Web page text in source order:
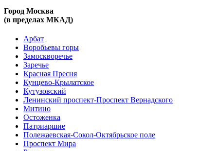
Город Москва
(в пределах МКАД)
Арбат
Воробьевы горы
Замоскворечье
Заречье
Красная Пресня
Кунцево-Крылатское
Кутузовский
Ленинский проспект-Проспект Вернадского
Митино
Остоженка
Патриаршие
Полежаевская-Сокол-Октябрьское поле
Проспект Мира